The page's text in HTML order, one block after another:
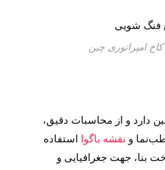
امپراتوری چین
دارد و از محاسبات دقیق،
و نقشه باگوا
استفاده
بنا، جهت جغرافیایی و